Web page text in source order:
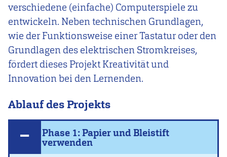
verschiedene (einfache) Computerspiele zu
entwickeln. Neben technischen Grundlagen,
wie der Funktionsweise einer Tastatur oder den
Grundlagen des elektrischen Stromkreises,
fördert dieses Projekt Kreativität und
Innovation bei den Lernenden.
Ablauf des Projekts
Phase 1: Papier und Bleistift
verwenden